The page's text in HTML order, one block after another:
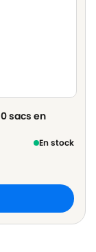
sacs en
En stock